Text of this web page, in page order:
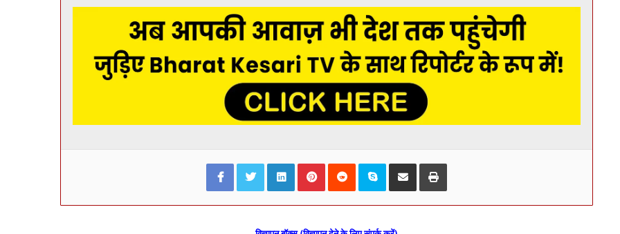
FacebookTwitterLinkedInPinterestReddit Skype Share via Email Print